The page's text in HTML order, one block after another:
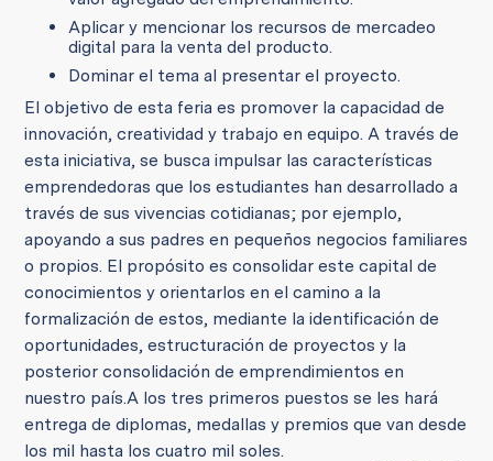
Aplicar y mencionar los recursos de mercadeo
digital para la venta del producto.
Dominar el tema al presentar el proyecto.
El objetivo de esta feria es promover la capacidad de
innovación, creatividad y trabajo en equipo. A través de
esta iniciativa, se busca impulsar las características
emprendedoras que los estudiantes han desarrollado a
través de sus vivencias cotidianas; por ejemplo,
apoyando a sus padres en pequeños negocios familiares
o propios. El propósito es consolidar este capital de
conocimientos y orientarlos en el camino a la
formalización de estos, mediante la identificación de
oportunidades, estructuración de proyectos y la
posterior consolidación de emprendimientos en
nuestro país.A los tres primeros puestos se les hará
entrega de diplomas, medallas y premios que van desde
los mil hasta los cuatro mil soles.